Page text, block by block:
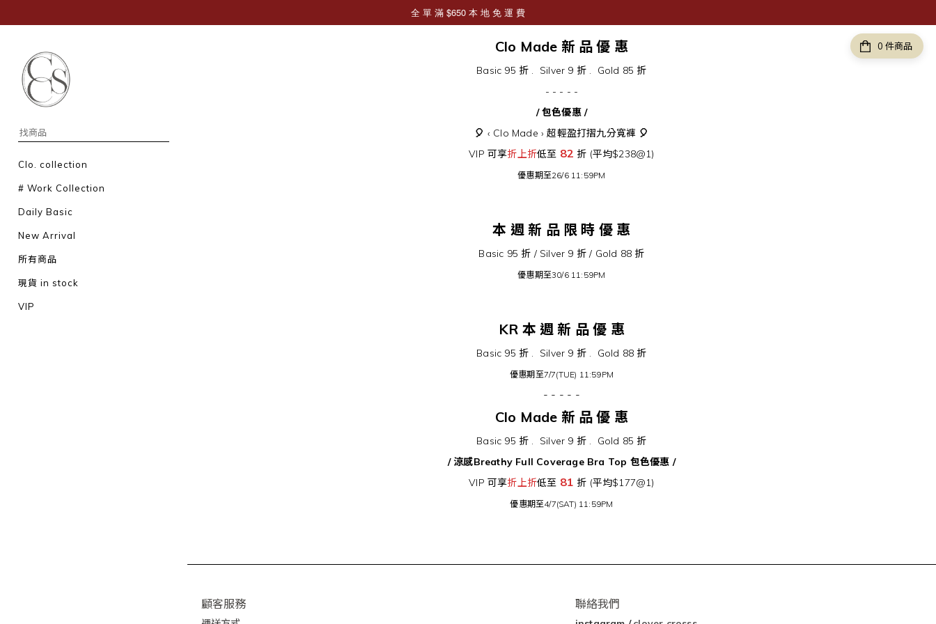
Clo. collection
# Work Collection
Daily Basic
New Arrival
所有商品
現貨 in stock
VIP
件商品
Clo Made 新 品 優 惠
Basic 95 折 . Silver 9 折 . Gold 85 折
- - - - -
/ 包色優惠 /
🎈 ‹ Clo Made › 超輕盈打摺九分寬褲 🎈
VIP 可享折上折低至 82 折 (平均$238@1)
優惠期至26/6 11:59PM
本 週 新 品 限 時 優 惠
Basic 95 折 / Silver 9 折 / Gold 88 折
優惠期至30/6 11:59PM
KR 本 週 新 品 優 惠
Basic 95 折 . Silver 9 折 . Gold 88 折
優惠期至7/7(TUE) 11:59PM
- - - - -
Clo Made 新 品 優 惠
Basic 95 折 . Silver 9 折 . Gold 85 折
/ 涼感Breathy Full Coverage Bra Top 包色優惠 /
VIP 可享折上折低至 81 折 (平均$177@1)
優惠期至4/7(SAT) 11:59PM
顧客服務 聯絡我們